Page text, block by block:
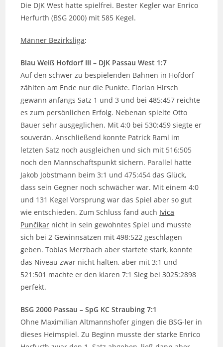
Die DJK West hatte spielfrei. Bester Kegler war Enrico
Herfurth (BSG 2000) mit 585 Kegel.
Männer Bezirksliga:
Blau Weiß Hofdorf III – DJK Passau West 1:7
Auf den schwer zu bespielenden Bahnen in Hofdorf
zählten am Ende nur die Punkte. Florian Hirsch
gewann anfangs Satz 1 und 3 und bei 485:457 reichte
es zum persönlichen Erfolg. Nebenan spielte Otto
Bauer sehr ausgeglichen. Mit 4:0 bei 530:459 siegte er
souverän. Anschließend konnte Patrick Raml im
letzten Satz noch ausgleichen und sich mit 516:505
noch den Mannschaftspunkt sichern. Parallel hatte
Jakob Jobstmann beim 3:1 und 475:454 das Glück,
dass sein Gegner noch schwächer war. Mit einem 4:0
und 131 Kegel Vorsprung war das Spiel aber so gut
wie entschieden. Zum Schluss fand auch Ivica
Punčikar nicht in sein gewohntes Spiel und musste
sich bei 2 Gewinnsätzen mit 498:522 geschlagen
geben. Tobias Merzbach aber startete stark, konnte
das Niveau zwar nicht halten, aber mit 3:1 und
521:501 machte er den klaren 7:1 Sieg bei 3025:2898
perfekt.
BSG 2000 Passau – SpG KC Straubing 7:1
Ohne Maximilian Altmannshofer gingen die BSG-ler in
dieses Heimspiel. Zu Beginn musste der starke Enrico